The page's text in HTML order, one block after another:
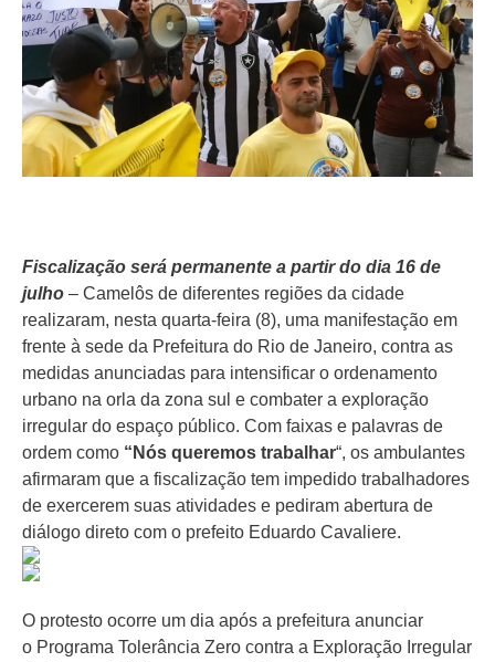
Fiscalização será permanente a partir do dia 16 de
julho – Camelôs de diferentes regiões da cidade
realizaram, nesta quarta-feira (8), uma manifestação em
frente à sede da Prefeitura do Rio de Janeiro, contra as
medidas anunciadas para intensificar o ordenamento
urbano na orla da zona sul e combater a exploração
irregular do espaço público. Com faixas e palavras de
ordem como “Nós queremos trabalhar“, os ambulantes
afirmaram que a fiscalização tem impedido trabalhadores
de exercerem suas atividades e pediram abertura de
diálogo direto com o prefeito Eduardo Cavaliere.
O protesto ocorre um dia após a prefeitura anunciar
o Programa Tolerância Zero contra a Exploração Irregular